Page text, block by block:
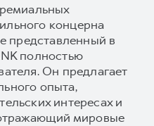
концерна
представленный в
полностью
Он предлагает
опыта,
интересах и
мировые